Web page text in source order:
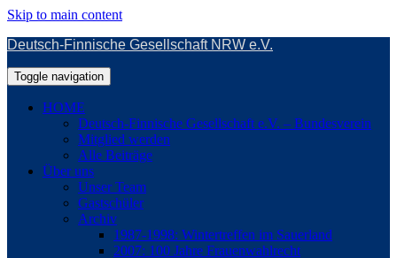
Skip to main content
Deutsch-Finnische Gesellschaft NRW e.V.
Toggle navigation
HOME
Deutsch-Finnische Gesellschaft e.V. – Bundesverein
Mitglied werden
Alle Beiträge
Über uns
Unser Team
Gastschüler
Archiv
1987-1998: Wintertreffen im Sauerland
2007: 100 Jahre Frauenwahlrecht